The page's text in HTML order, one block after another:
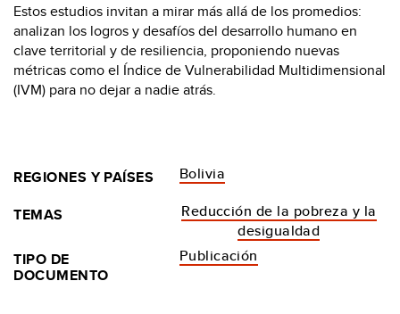
Estos estudios invitan a mirar más allá de los promedios:
analizan los logros y desafíos del desarrollo humano en
clave territorial y de resiliencia, proponiendo nuevas
métricas como el Índice de Vulnerabilidad Multidimensional
(IVM) para no dejar a nadie atrás.
REGIONES Y PAÍSES
Bolivia
TEMAS
Reducción de la pobreza y la
desigualdad
TIPO DE
DOCUMENTO
Publicación